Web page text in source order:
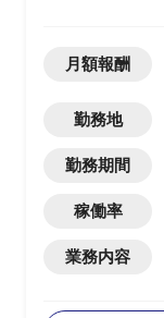
月額報酬
勤務地
勤務期間
稼働率
業務内容